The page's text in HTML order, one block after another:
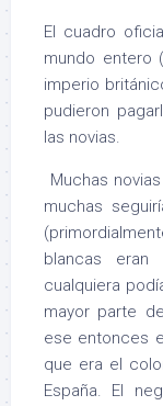
El cuadro
mundo entero
imperio
pudieron
las novias.
Muchas
muchas
blancas
cualquiera
mayor parte
ese entonces
que era el
España. El